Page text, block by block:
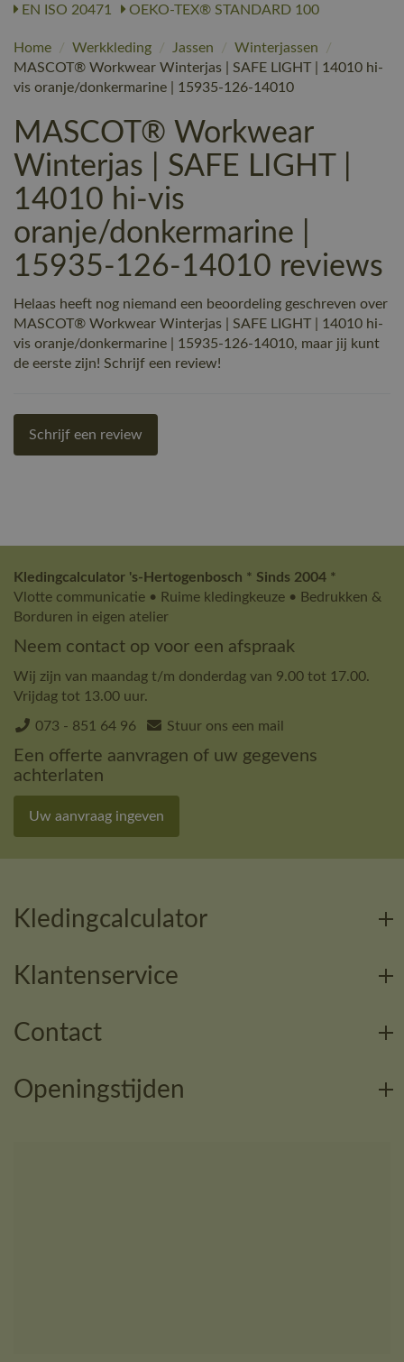
EN ISO 20471
OEKO-TEX® STANDARD 100
Home / Werkkleding / Jassen / Winterjassen
/
MASCOT® Workwear Winterjas | SAFE LIGHT | 14010 hi-
vis oranje/donkermarine | 15935-126-14010
MASCOT® Workwear
Winterjas | SAFE LIGHT |
14010 hi-vis
oranje/donkermarine |
15935-126-14010 reviews
Helaas heeft nog niemand een beoordeling geschreven over
MASCOT® Workwear Winterjas | SAFE LIGHT | 14010 hi-
vis oranje/donkermarine | 15935-126-14010, maar jij kunt
de eerste zijn! Schrijf een review!
Schrijf een review
Kledingcalculator 's-Hertogenbosch * Sinds 2004 *
Vlotte communicatie • Ruime kledingkeuze • Bedrukken &
Borduren in eigen atelier
Neem contact op voor een afspraak
Wij zijn van maandag t/m donderdag van 9.00 tot 17.00.
Vrijdag tot 13.00 uur.
073 - 851 64 96 Stuur ons een mail
Een offerte aanvragen of uw gegevens
achterlaten
Uw aanvraag ingeven
Kledingcalculator
Klantenservice
Contact
Openingstijden